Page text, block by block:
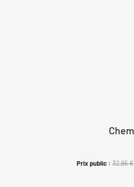
Prix public : 32,95€